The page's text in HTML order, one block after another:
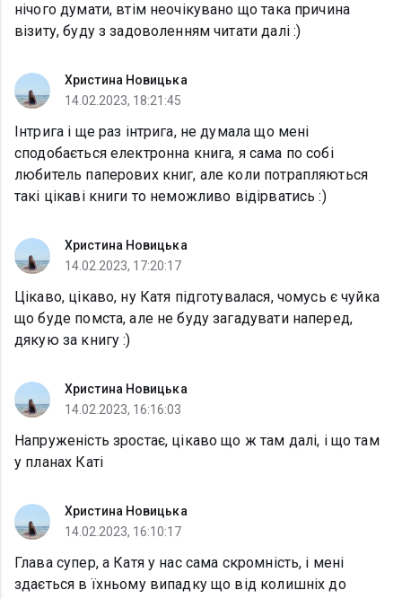
нічого думати, втім неочікувано що така причина
візиту, буду з задоволенням читати далі :)
Христина Новицька
14.02.2023, 18:21:45
Інтрига і ще раз інтрига, не думала що мені
сподобається електронна книга, я сама по собі
любитель паперових книг, але коли потрапляються
такі цікаві книги то неможливо відірватись :)
Христина Новицька
14.02.2023, 17:20:17
Цікаво, цікаво, ну Катя підготувалася, чомусь є чуйка
що буде помста, але не буду загадувати наперед,
дякую за книгу :)
Христина Новицька
14.02.2023, 16:16:03
Напруженість зростає, цікаво що ж там далі, і що там
у планах Каті
Христина Новицька
14.02.2023, 16:10:17
Глава супер, а Катя у нас сама скромність, і мені
здається в їхньому випадку що від колишніх до